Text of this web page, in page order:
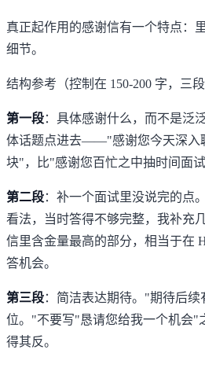
真正起作用的感谢信有一个特点：
细节。
结构参考（控制在 150-200 字，三段
第一段：具体感谢什么，而不是泛
体话题点进去——"感谢您今天深入
块"，比"感谢您百忙之中抽时间面
第二段：补一个面试里没说完的点
看法，当时答得不够完整，我补
信里含金量最高的部分，相当于在
答机会。
第三段：简洁表达期待。"期待后
位。"不要写"恳请您给我一个机会"
得其反。